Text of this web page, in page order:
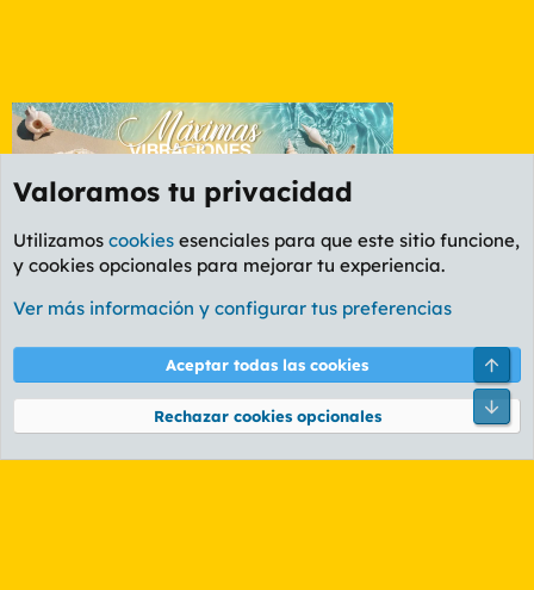
Foro General
Cookies
PL OLDSTYLE AMARILLO
Términos y reglas Política de privacidad Ayuda
Community platform by XenForo® © 2010-2026 XenForo Ltd.
Valoramos tu privacidad
Utilizamos cookies esenciales para que este sitio funcione,
y cookies opcionales para mejorar tu experiencia.
Ver más información y configurar tus preferencias
Aceptar todas las cookies
Rechazar cookies opcionales
Pie